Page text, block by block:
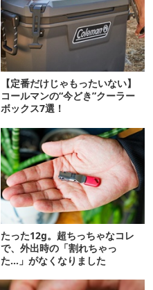
【定番だけじゃもったいない】
コールマンの“今どき”クーラー
ボックス7選！
たった12g。超ちっちゃなコレ
で、外出時の「割れちゃっ
た…」がなくなりました